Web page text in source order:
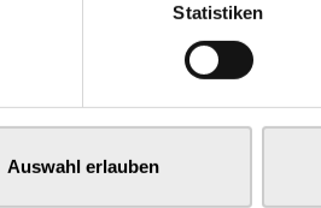
Statistiken
Auswahl erlauben